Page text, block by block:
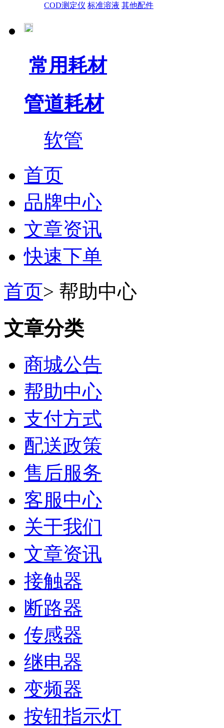
COD测定仪 标准溶液 其他配件
常用耗材
管道耗材
软管
首页
品牌中心
文章资讯
快速下单
首页> 帮助中心
文章分类
商城公告
帮助中心
支付方式
配送政策
售后服务
客服中心
关于我们
文章资讯
接触器
断路器
传感器
继电器
变频器
按钮指示灯